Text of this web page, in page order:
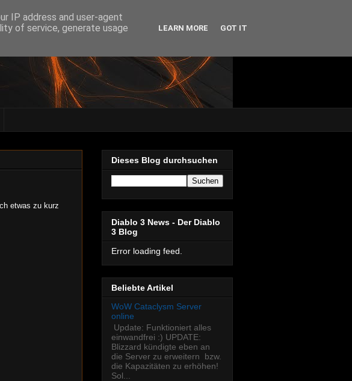
etwas zu kurz
Dieses Blog durchsuchen
Diablo 3 News - Der Diablo
3 Blog
Error loading feed.
Beliebte Artikel
WoW Cataclysm Server
online
Update: Funktioniert alles
einwandfrei :) UPDATE:
Blizzard kündigte eben an
die Server zu erweitern bzw.
die Kapazitäten zu erhöhen!
Sol...
IP address and user-agent
of service, generate usage
LEARN MORE GOT IT